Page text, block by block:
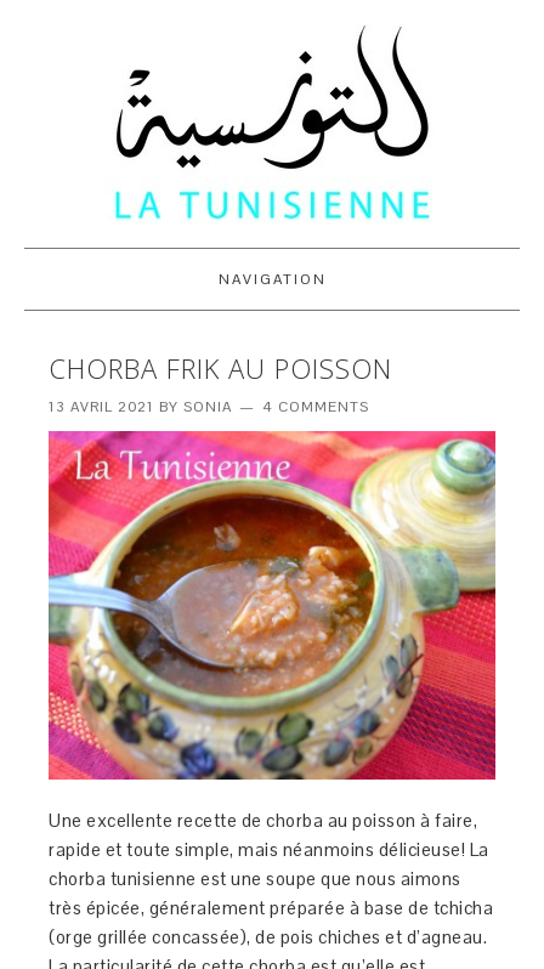
NAVIGATION
CHORBA FRIK AU POISSON
13 AVRIL 2021 BYSONIA 4 COMMENTS
Une excellente recette de chorba au poisson à faire,
rapide et toute simple, mais néanmoins délicieuse! La
chorba tunisienne est une soupe que nous aimons
très épicée, généralement préparée à base de tchicha
(orge grillée concassée), de pois chiches et d’agneau.